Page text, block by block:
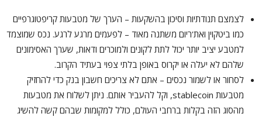
לצמצם תנודתיות וסיכון בהשקעות – הערך של מטבעות קריפטוגרפיים
כמו ביטקוין ואת'ריום משתנה מאוד – לפעמים מרגע לרגע. נכס שמוצמד
למטבע יציב יותר יכול לתת לקונים ולמוכרים ודאות, שערך האסימונים
שלהם לא יעלה או יקרוס באופן בלתי צפוי בעתיד הקרוב.
לסחור או לשמור נכסים – אתם לא צריכים חשבון בנק כדי להחזיק
מטבעות stablecoin, וקל להעביר אותם. ניתן לשלוח את מטבעות
מהסוג הזה בקלות ברחבי העולם, כולל למקומות שבהם קשה להשיג